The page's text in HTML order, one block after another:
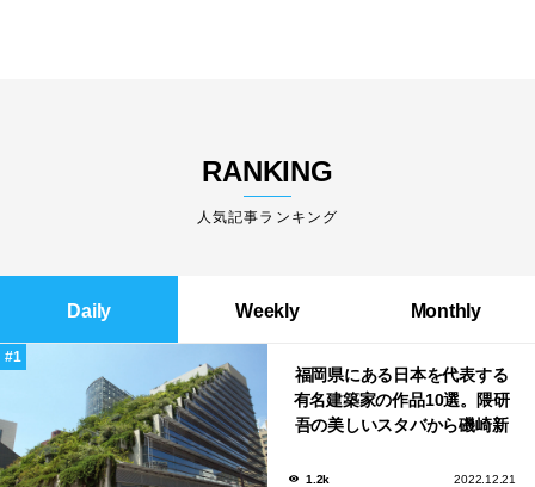
RANKING
人気記事ランキング
Daily Weekly Monthly
福岡県にある日本を代表する
有名建築家の作品10選。隈研
吾の美しいスタバから磯崎新
1.2k 2022.12.21